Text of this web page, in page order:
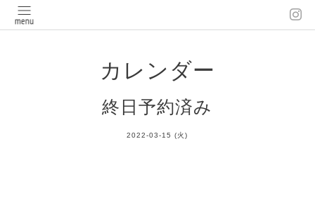
カレンダー
終日予約済み
2022-03-15 (火)